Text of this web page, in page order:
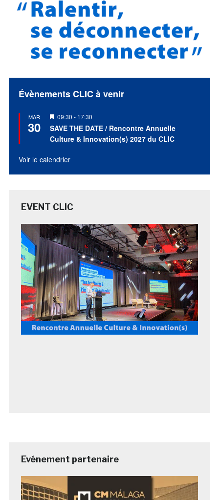
Évènements CLIC à venir
MAR
30
Mis
en
avant
09:30 - 17:30
SAVE THE DATE / Rencontre Annuelle
Culture & Innovation(s) 2027 du CLIC
Voir le calendrier
EVENT CLIC
Evénement partenaire